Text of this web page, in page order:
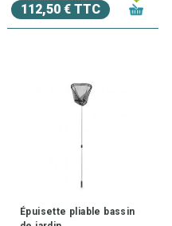
112,50 € TTC
Épuisette pliable bassin